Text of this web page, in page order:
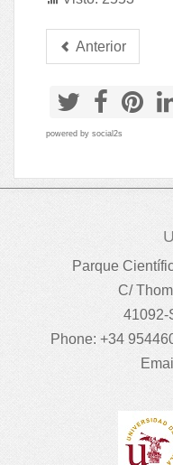
Anterior
powered by social2s
Parque
C/
41092-
Phone: +34